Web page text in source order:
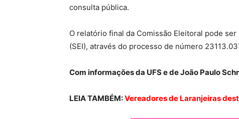
consulta pública.
O relatório final da Comissão Eleitoral pode
(SEI), através do processo de número
Com informações da UFS e de João Paulo
LEIA TAMBÉM:Vereadores de Laranjeiras